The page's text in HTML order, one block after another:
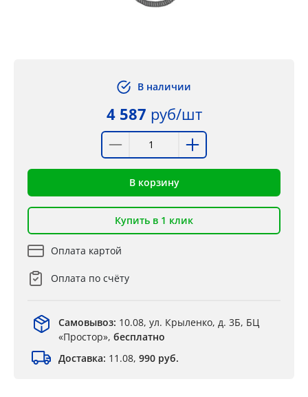
В наличии
4 587 руб/шт
В корзину
Купить в 1 клик
Оплата картой
Оплата по счёту
Самовывоз: 10.08, ул. Крыленко, д. 3Б, БЦ
«Простор», бесплатно
Доставка: 11.08, 990 руб.